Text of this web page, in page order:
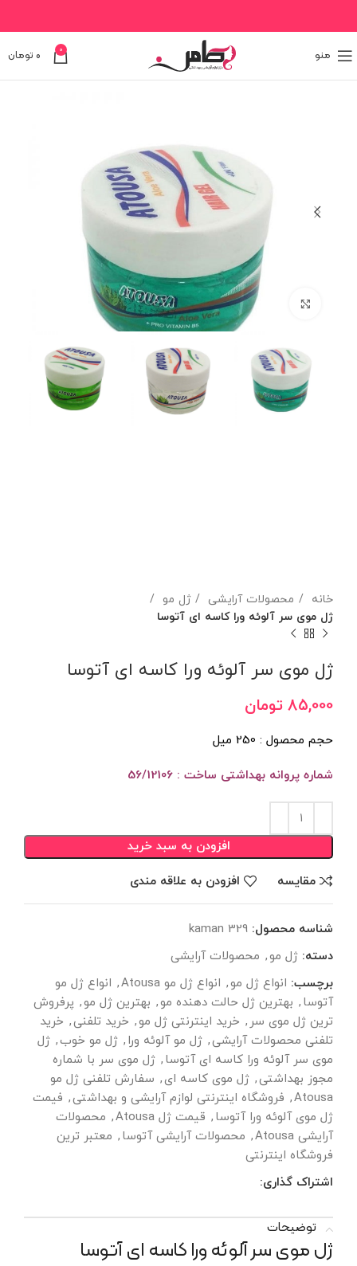
منو 0
0 تومان
برای بزرگنمایی کلیک کنید
خانه محصولات آرایشی
ژل مو
ژل موی سر آلوئه ورا کاسه ای آتوسا
ژل موی سر آلوئه ورا کاسه ای آتوسا
85,000 تومان
حجم محصول : 250 میل
شماره پروانه بهداشتی ساخت : 56/12106
افزودن به سبد خرید
مقايسه افزودن به علاقه مندی
شناسه محصول: kaman 329
دسته: ژل مو, محصولات آرایشی
برچسب: انواع ژل مو, انواع ژل مو Atousa , انواع ژل مو
آتوسا, بهترین ژل حالت دهنده مو, بهترین ژل مو, پرفروش
ترین ژل موی سر , خرید اینترنتی ژل مو, خرید تلفنی, خرید
تلفنی محصولات آرایشی, ژل مو آلوئه ورا, ژل مو خوب, ژل
موی سر آلوئه ورا کاسه ای آتوسا, ژل موی سر با شماره
مجوز بهداشتی, ژل موی کاسه ای, سفارش تلفنی ژل مو
Atousa
, فروشگاه اینترنتی لوازم آرایشی و بهداشتی, فیمت
ژل موی آلوئه ورا آتوسا, قیمت ژل Atousa , محصولات
آرایشی Atousa
, محصولات آرایشی آتوسا, معتبر ترین
فروشگاه اینترنتی
اشتراک گذاری:
توضیحات
ژل موی سر آلوئه ورا کاسه ای آتوسا